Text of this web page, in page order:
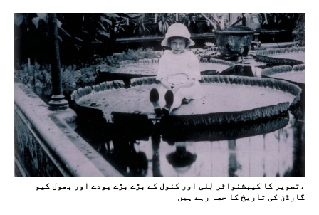
،تصویر کا کیپشنواٹر لِلی اور کنول کے بڑے بڑے پودے اور پھول کیو
گارڈن کی تاریخ کا حصہ رہے ہیں